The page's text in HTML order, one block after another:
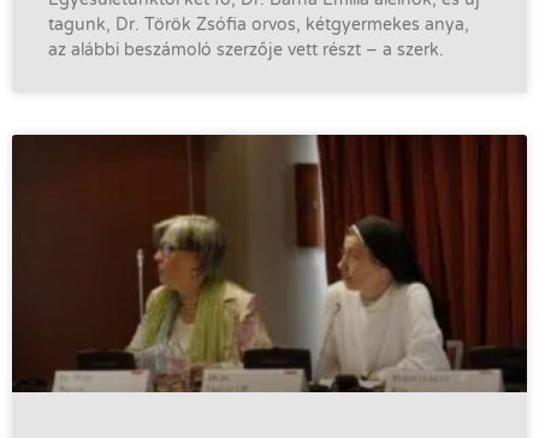
tagunk, Dr. Török Zsófia orvos, kétgyermekes anya,
az alábbi beszámoló szerzője vett részt – a szerk.